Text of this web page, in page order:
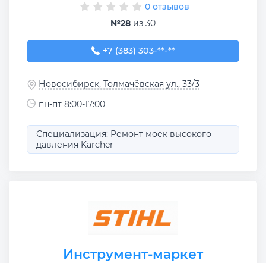
0 отзывов
№28 из 30
+7 (383) 303-20-86
+7 (383) 303-**-**
Новосибирск, Толмачёвская ул., 33/3
пн-пт 8:00-17:00
Специализация: Ремонт моек высокого
давления Karcher
Инструмент-маркет